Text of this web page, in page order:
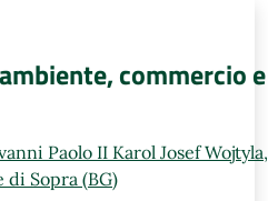
commercio e
Paolo II Karol Josef
di Sopra (BG)